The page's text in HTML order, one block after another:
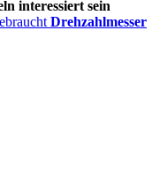
interessiert sein
Drehzahlmesser